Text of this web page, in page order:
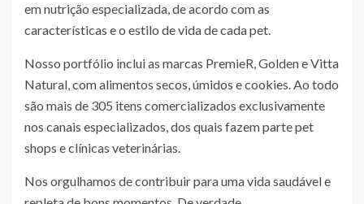
em nutrição especializada, de acordo com as
características e o estilo de vida de cada pet.
Nosso portfólio inclui as marcas PremieR, Golden e Vitta
Natural, com alimentos secos, úmidos e cookies. Ao todo
são mais de 305 itens comercializados exclusivamente
nos canais especializados, dos quais fazem parte pet
shops e clínicas veterinárias.
Nos orgulhamos de contribuir para uma vida saudável e